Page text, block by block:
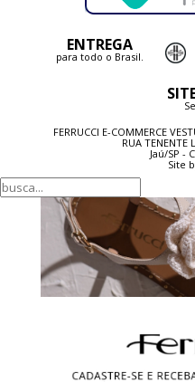
ENTREGA
para todo o Brasil.
FERRUCCI E-COMMERCE
RUA TENENTE
Jaú/SP -
Site